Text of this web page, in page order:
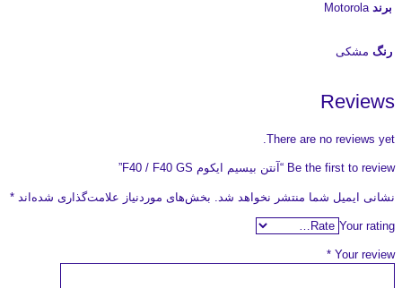
برند Motorola
رنگ مشکی
Reviews
There are no reviews yet.
Be the first to review “آنتن بیسیم ایکوم F40 / F40 GS”
نشانی ایمیل شما منتشر نخواهد شد. بخش‌های موردنیاز علامت‌گذاری شده‌اند *
Your rating
Your review
*